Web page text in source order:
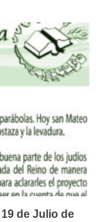
de Julio de